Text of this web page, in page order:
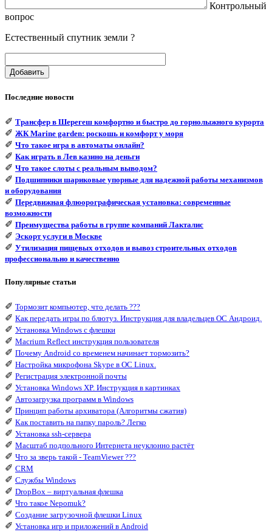
Контрольный
вопрос
Естественный спутник земли ?
Добавить
Последние новости
✐ Трансфер в Шерегеш комфортно и быстро до горнолыжного курорта
✐ ЖК Marine garden: роскошь и комфорт у моря
✐ Что такое игра в автоматы онлайн?
✐ Как играть в Лев казино на деньги
✐ Что такое слоты с реальным выводом?
✐ Подшипники шариковые упорные для надежной работы механизмов
и оборудования
✐ Передвижная флюорографическая установка: современные
возможности
✐ Преимущества работы в группе компаний Лакталис
✐ Эскорт услуги в Москве
✐ Утилизация пищевых отходов и вывоз строительных отходов
профессионально и качественно
Популярные статьи
✐ Тормозит компьютер, что делать ???
✐ Как передать игры по блютуз. Инструкция для владельцев ОС Андроид.
✐ Установка Windows с флешки
✐ Macrium Reflect инструкция пользователя
✐ Почему Android со временем начинает тормозить?
✐ Настройка микрофона Skype в ОС Linux.
✐ Регистрация электронной почты
✐ Установка Windows XP. Инструкция в картинках
✐ Автозагрузка программ в Windows
✐ Принцип работы архиватора (Алгоритмы сжатия)
✐ Как поставить на папку пароль? Легко
✐ Установка ssh-сервера
✐ Масштаб подпольного Интернета неуклонно растёт
✐ Что за зверь такой - TeamViewer ???
✐ CRM
✐ Службы Windows
✐ DropBox – виртуальная флешка
✐ Что такое Nepomuk?
✐ Создание загрузочной флешки Linux
✐ Установка игр и приложений в Android